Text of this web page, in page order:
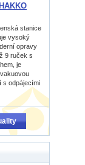
stanice
vysoký
opravy
9 ruček s
je
s odpájecími